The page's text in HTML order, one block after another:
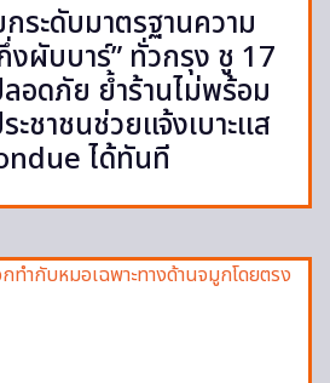
ระดับมาตรฐานความ
งผับบาร์” ทั่วกรุง ชู 17
อดภัย ย้ำร้านไม่พร้อม
ะชาชนช่วยแจ้งเบาะแส
ได้ทันที